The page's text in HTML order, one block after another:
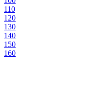
110
120
130
140
150
160